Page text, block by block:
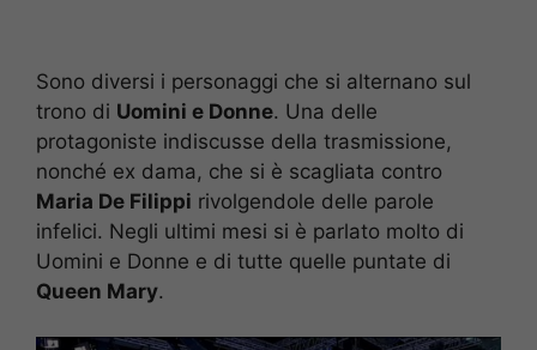
Sono diversi i personaggi che si alternano sul
trono di Uomini e Donne. Una delle
protagoniste indiscusse della trasmissione,
nonché ex dama, che si è scagliata contro
Maria De Filippi rivolgendole delle parole
infelici. Negli ultimi mesi si è parlato molto di
Uomini e Donne e di tutte quelle puntate di
Queen Mary.